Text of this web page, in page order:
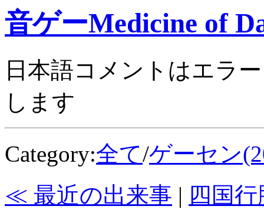
音ゲーMedicine of
日本語コメントはエラ
します
Category:全て/ゲーセン
≪ 最近の出来事 | 四国